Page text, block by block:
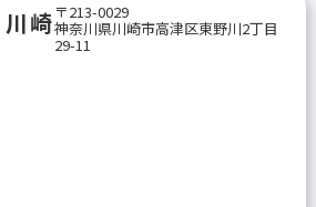
崎 〒213-0029
神奈川県川崎市高津区東野川2丁目
29-11